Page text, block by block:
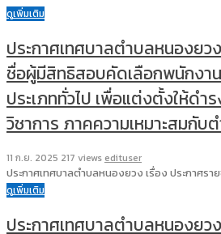
ดูเพิ่มเติม
ประกาศเทศบาลตำบลหนองยว
ชื่อผู้มีสิทธิสอบคัดเลือกพนักงา
ประเภททั่วไป เพื่อแต่งตั้งให้ดำ
วิชาการ ภาคความเหมาะสมกับ
11 ก.ย. 2025 217 views edituser
ประกาศเทศบาลตำบลหนองยวง เรื่อง ประกาศ
ดูเพิ่มเติม
ประกาศเทศบาลตำบลหนองยว